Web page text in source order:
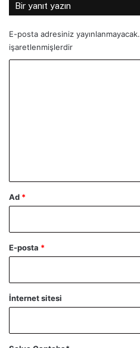
Bir yanıt yazın
E-posta adresiniz yayınlanmayacak.
işaretlenmişlerdir
Ad *
E-posta *
İnternet sitesi